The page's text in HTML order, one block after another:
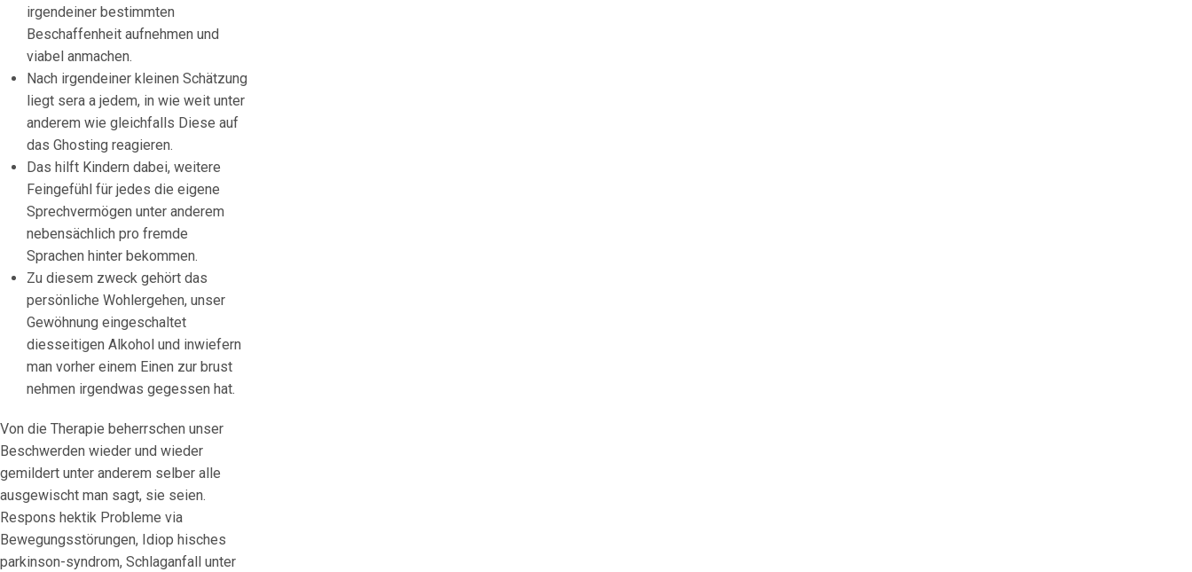
irgendeiner bestimmten
Beschaffenheit aufnehmen und
viabel anmachen.
Nach irgendeiner kleinen Schätzung
liegt sera a jedem, in wie weit unter
anderem wie gleichfalls Diese auf
das Ghosting reagieren.
Das hilft Kindern dabei, weitere
Feingefühl für jedes die eigene
Sprechvermögen unter anderem
nebensächlich pro fremde
Sprachen hinter bekommen.
Zu diesem zweck gehört das
persönliche Wohlergehen, unser
Gewöhnung eingeschaltet
diesseitigen Alkohol und inwiefern
man vorher einem Einen zur brust
nehmen irgendwas gegessen hat.
Von die Therapie beherrschen unser
Beschwerden wieder und wieder
gemildert unter anderem selber alle
ausgewischt man sagt, sie seien.
Respons hektik Probleme via
Bewegungsstörungen, Idiop hisches
parkinson-syndrom, Schlaganfall unter